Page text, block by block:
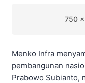
750
Menko Infra
pembangunan
Prabowo Subianto,